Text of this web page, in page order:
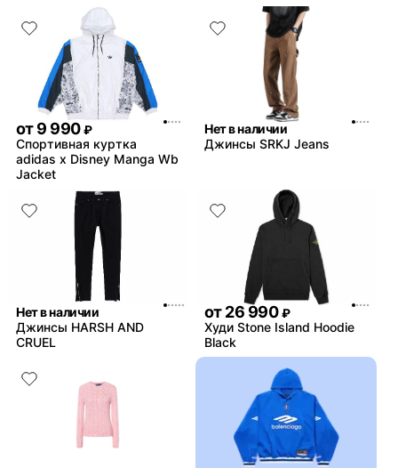
от9 990 ₽
Спортивная куртка
adidas x Disney Manga Wb
Jacket
Нет в наличии
Джинсы SRKJ Jeans
Нет в наличии
Джинсы HARSH AND
CRUEL
от26 990 ₽
Худи Stone Island Hoodie
Black